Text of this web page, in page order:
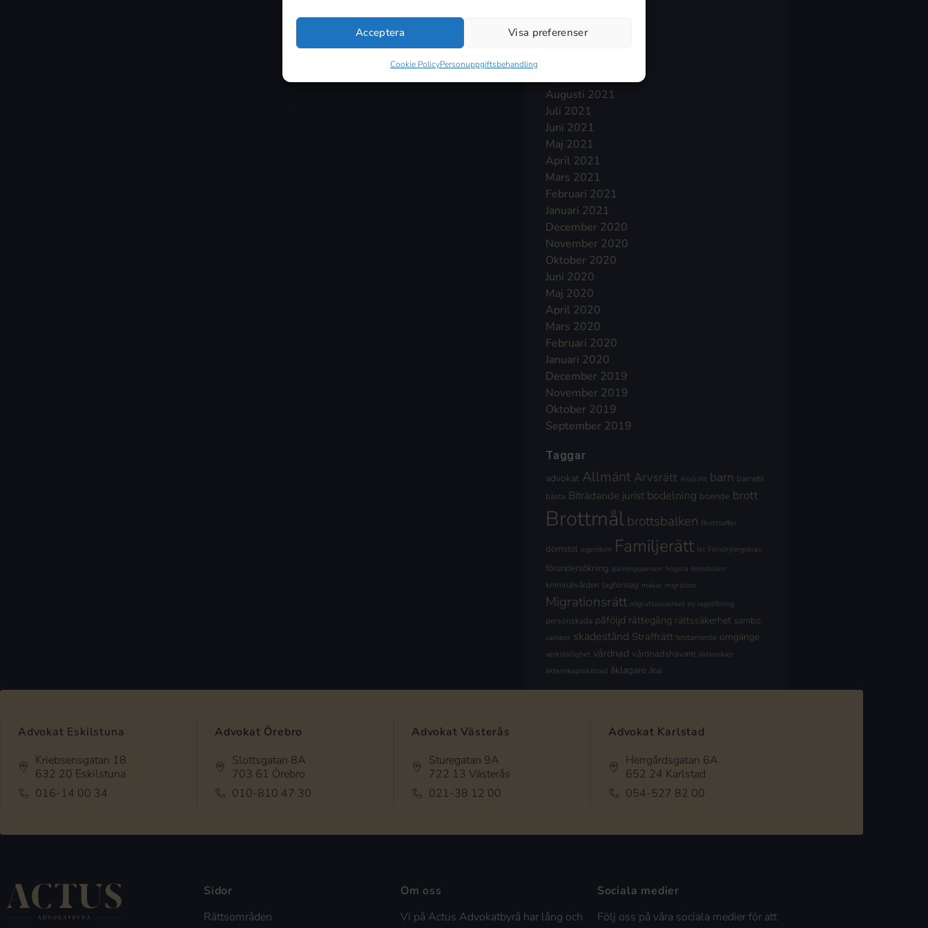
Acceptera Visa preferenser
Cookie PolicyPersonuppgiftsbehandling
December 2021
Augusti 2021
Juli 2021
Juni 2021
Maj 2021
April 2021
Mars 2021
Februari 2021
Januari 2021
December 2020
November 2020
Oktober 2020
Juni 2020
Maj 2020
April 2020
Mars 2020
Februari 2020
Januari 2020
December 2019
November 2019
Oktober 2019
September 2019
Taggar
advokat Allmänt Arvsrätt Asylrätt barn barnets
bästa Biträdande jurist bodelning boende brott
Brottmålbrottsbalken Brottsoffer
domstol egendom Familjerätt fel Försörjningskrav
förundersökning gärningsperson högsta domstolen
kriminalvården lagförslag makar migration
Migrationsrätt migrationsverket ny lagstiftning
personskada påföljd rättegång rättssäkerhet sambo
sambor skadestånd Straffrätt testamente umgänge
verkställighet vårdnad vårdnadshavare äktenskap
äktenskapsskillnad åklagare åtal
Advokat Eskilstuna
Kriebsensgatan 18
632 20 Eskilstuna
016-14 00 34
Advokat Örebro
Slottsgatan 8A
703 61 Örebro
010-810 47 30
Advokat Västerås
Sturegatan 9A
722 13 Västerås
021-38 12 00
Advokat Karlstad
Herrgårdsgatan 6A
652 24 Karlstad
054-527 82 00
Sidor
Rättsområden
Om oss
Vi på Actus Advokatbyrå har lång och
Sociala medier
Följ oss på våra sociala medier för att